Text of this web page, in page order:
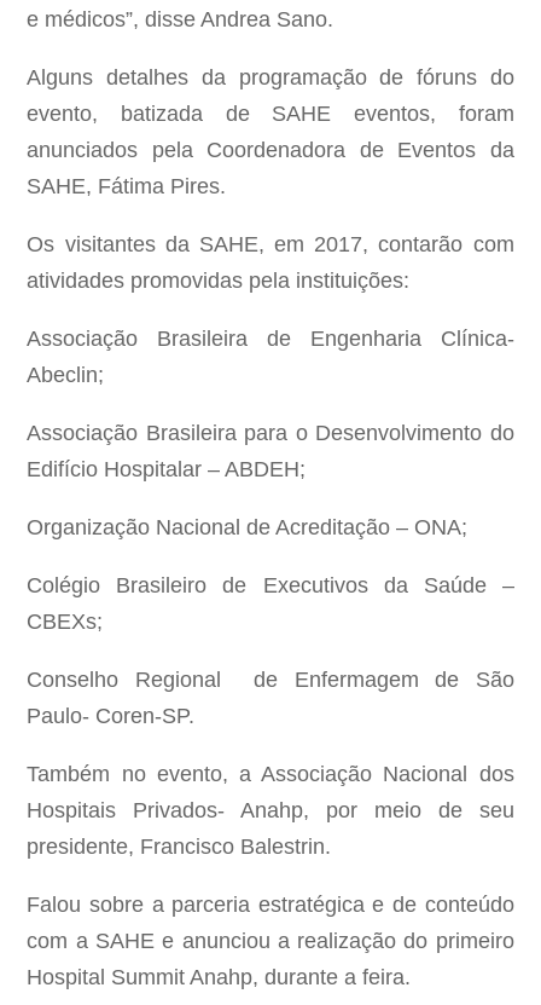
e médicos”, disse Andrea Sano.
Alguns detalhes da programação de fóruns do
evento, batizada de SAHE eventos, foram
anunciados pela Coordenadora de Eventos da
SAHE, Fátima Pires.
Os visitantes da SAHE, em 2017, contarão com
atividades promovidas pela instituições:
Associação Brasileira de Engenharia Clínica-
Abeclin;
Associação Brasileira para o Desenvolvimento do
Edifício Hospitalar – ABDEH;
Organização Nacional de Acreditação – ONA;
Colégio Brasileiro de Executivos da Saúde –
CBEXs;
Conselho Regional de Enfermagem de São
Paulo- Coren-SP.
Também no evento, a Associação Nacional dos
Hospitais Privados- Anahp, por meio de seu
presidente, Francisco Balestrin.
Falou sobre a parceria estratégica e de conteúdo
com a SAHE e anunciou a realização do primeiro
Hospital Summit Anahp, durante a feira.